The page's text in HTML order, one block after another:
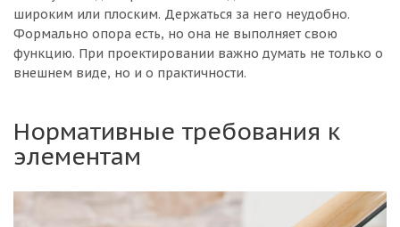
широким или плоским. Держаться за него неудобно.
Формально опора есть, но она не выполняет свою
функцию. При проектировании важно думать не только о
внешнем виде, но и о практичности.
Нормативные требования к
элементам